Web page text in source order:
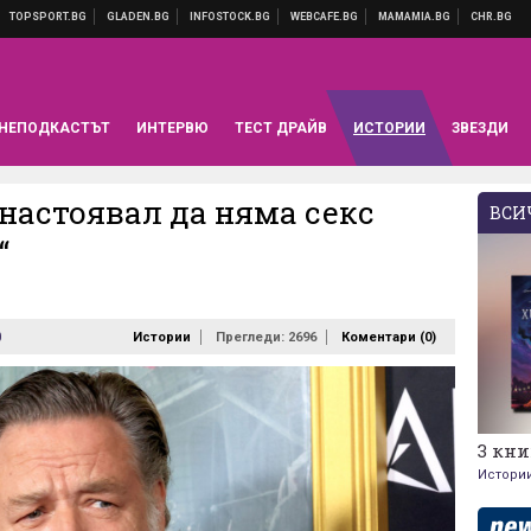
НЕПОДКАСТЪТ ИНТЕРВЮ ТЕСТ ДРАЙВ ИСТОРИИ ЗВЕЗДИ
да няма секс
Истории Прегледи: 2696 Коментари (0)
3